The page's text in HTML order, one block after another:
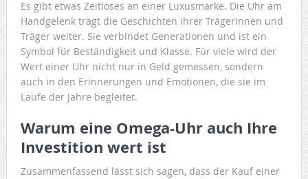
Es gibt etwas Zeitloses an einer Luxusmarke. Die Uhr am
Handgelenk trägt die Geschichten ihrer Trägerinnen und
Träger weiter. Sie verbindet Generationen und ist ein
Symbol für Beständigkeit und Klasse. Für viele wird der
Wert einer Uhr nicht nur in Geld gemessen, sondern
auch in den Erinnerungen und Emotionen, die sie im
Laufe der Jahre begleitet.
Warum eine Omega-Uhr auch Ihre
Investition wert ist
Zusammenfassend lässt sich sagen, dass der Kauf einer